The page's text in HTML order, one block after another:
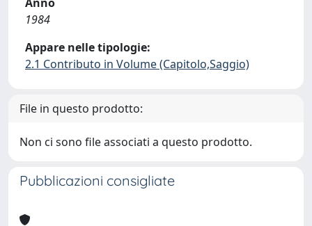
1984
Appare nelle tipologie:
2.1 Contributo in Volume (Capitolo,Saggio)
File in questo prodotto:
Non ci sono file associati a questo prodotto.
Pubblicazioni consigliate